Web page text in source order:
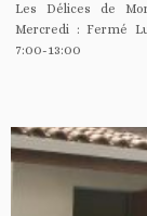
Les Délices de
Mercredi : Fermé
7:00-13:00